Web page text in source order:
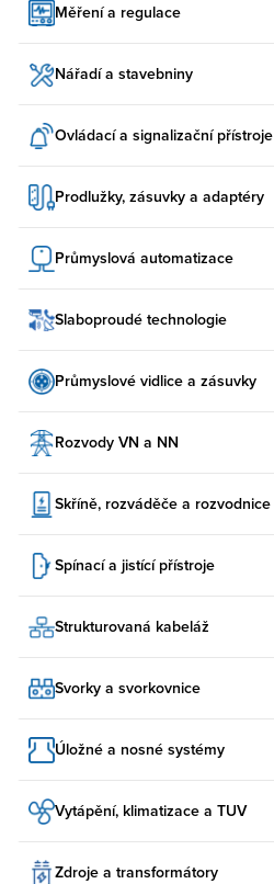
Měření a regulace
Nářadí a stavebniny
Ovládací a signalizační přístroje
Prodlužky, zásuvky a adaptéry
Průmyslová automatizace
Slaboproudé technologie
Průmyslové vidlice a zásuvky
Rozvody VN a NN
Skříně, rozváděče a rozvodnice
Spínací a jistící přístroje
Strukturovaná kabeláž
Svorky a svorkovnice
Úložné a nosné systémy
Vytápění, klimatizace a TUV
Zdroje a transformátory